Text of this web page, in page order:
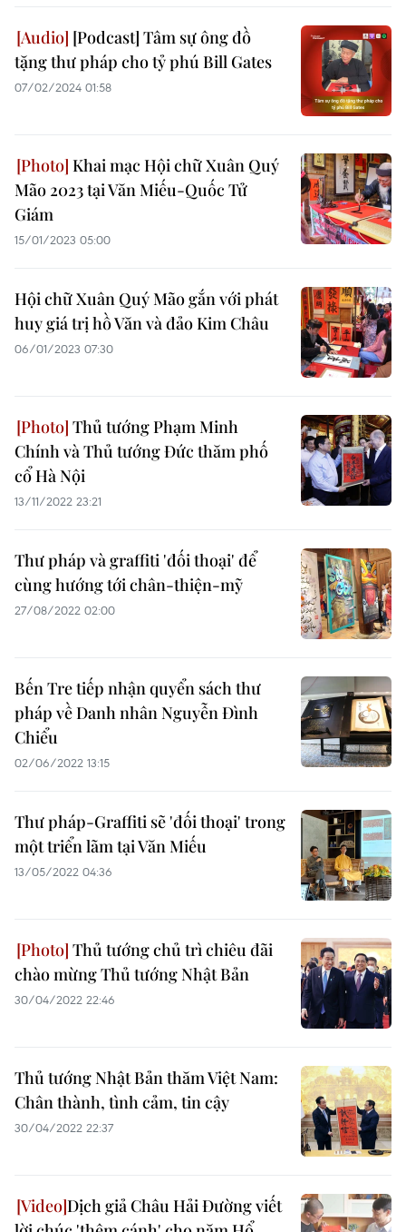
[Podcast] Tâm sự ông đồ
tặng thư pháp cho tỷ phú Bill Gates
07/02/2024 01:58
Khai mạc Hội chữ Xuân Quý
Mão 2023 tại Văn Miếu-Quốc Tử
Giám
15/01/2023 05:00
Hội chữ Xuân Quý Mão gắn với phát
huy giá trị hồ Văn và đảo Kim Châu
06/01/2023 07:30
Thủ tướng Phạm Minh
Chính và Thủ tướng Đức thăm phố
cổ Hà Nội
13/11/2022 23:21
Thư pháp và graffiti 'đối thoại' để
cùng hướng tới chân-thiện-mỹ
27/08/2022 02:00
Bến Tre tiếp nhận quyển sách thư
pháp về Danh nhân Nguyễn Đình
Chiểu
02/06/2022 13:15
Thư pháp-Graffiti sẽ 'đối thoại' trong
một triển lãm tại Văn Miếu
13/05/2022 04:36
Thủ tướng chủ trì chiêu đãi
chào mừng Thủ tướng Nhật Bản
30/04/2022 22:46
Thủ tướng Nhật Bản thăm Việt Nam:
Chân thành, tình cảm, tin cậy
30/04/2022 22:37
Dịch giả Châu Hải Đường viết